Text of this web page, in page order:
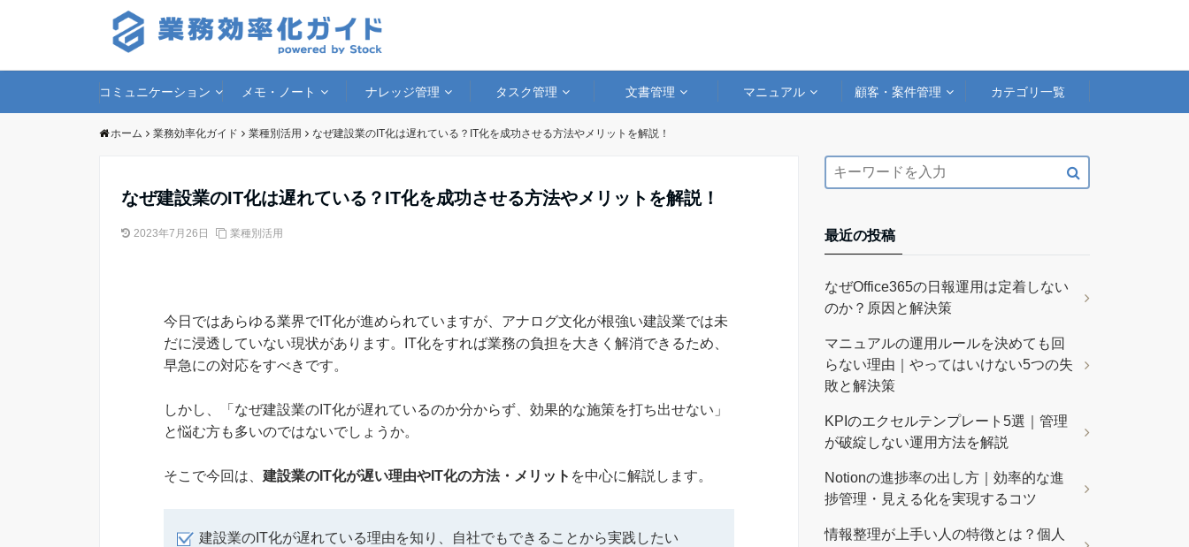
コミュニケーション メモ・ノート ナレッジ管理 タスク管理 文書管理 マニュアル 顧客・案件管理 カテゴリ一覧
ホーム 業務効率化ガイド 業種別活用 なぜ建設業のIT化は遅れている？IT化を成功させる方法やメリットを解説！
なぜ建設業のIT化は遅れている？IT化を成功させる方法やメリットを解説！
2023年7月26日 業種別活用
今日ではあらゆる業界でIT化が進められていますが、アナログ文化が根強い建設業では未
だに浸透していない現状があります。IT化をすれば業務の負担を大きく解消できるため、
早急にの対応をすべきです。
しかし、「なぜ建設業のIT化が遅れているのか分からず、効果的な施策を打ち出せない」
と悩む方も多いのではないでしょうか。
そこで今回は、 建設業のIT化が遅い理由やIT化の方法・メリット を中心に解説します。
建設業のIT化が遅れている理由を知り、自社でもできることから実践したい
最近の投稿
なぜOffice365の日報運用は定着しない
のか？原因と解決策
マニュアルの運用ルールを決めても回
らない理由｜やってはいけない5つの失
敗と解決策
KPIのエクセルテンプレート5選｜管理
が破綻しない運用方法を解説
Notionの進捗率の出し方｜効率的な進
捗管理・見える化を実現するコツ
情報整理が上手い人の特徴とは？個人